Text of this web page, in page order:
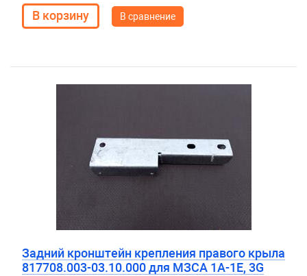
В сравнение
Задний кронштейн крепления правого крыла
817708.003-03.10.000 для МЗСА 1А-1Е, 3G